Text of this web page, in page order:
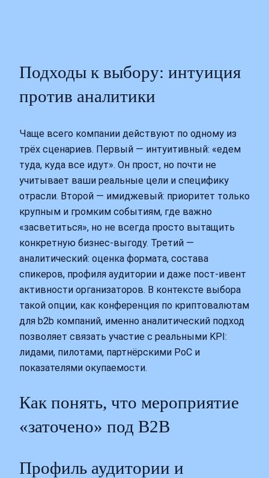
Подходы к выбору: интуиция
против аналитики
Чаще всего компании действуют по одному из
трёх сценариев. Первый — интуитивный: «едем
туда, куда все идут». Он прост, но почти не
учитывает ваши реальные цели и специфику
отрасли. Второй — имиджевый: приоритет только
крупным и громким событиям, где важно
«засветиться», но не всегда просто вытащить
конкретную бизнес‑выгоду. Третий —
аналитический: оценка формата, состава
спикеров, профиля аудитории и даже пост‑ивент
активности организаторов. В контексте выбора
такой опции, как конференция по криптовалютам
для b2b компаний, именно аналитический подход
позволяет связать участие с реальными KPI:
лидами, пилотами, партнёрскими PoC и
показателями окупаемости.
Как понять, что мероприятие
«заточено» под B2B
Профиль аудитории и